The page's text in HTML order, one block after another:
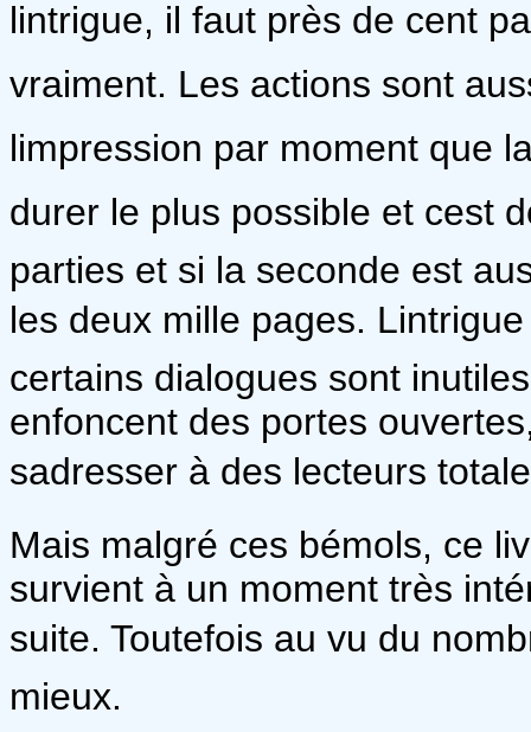
lintrigue, il faut près de cent
vraiment. Les actions sont
limpression par moment que
durer le plus possible et cest
parties et si la seconde est
les deux mille pages.
certains dialogues sont
enfoncent des portes
sadresser à des lecteurs
Mais malgré ces bémols, ce
survient à un moment très
suite. Toutefois au vu du
mieux.